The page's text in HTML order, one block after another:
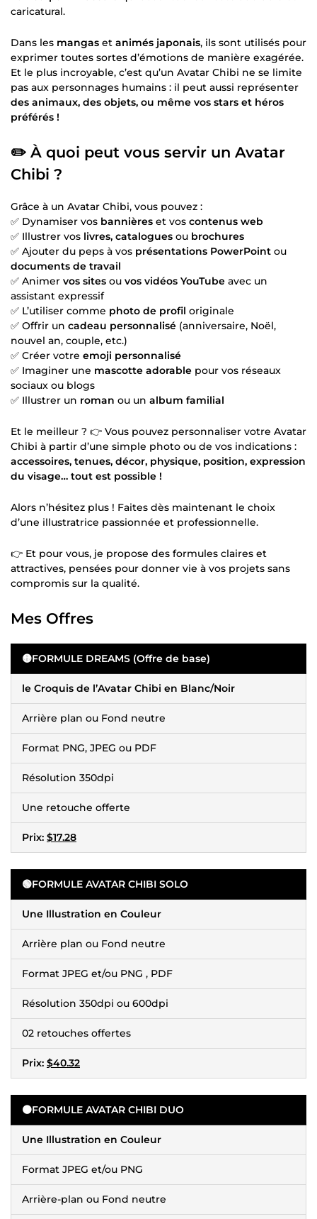
caricatural.
Dans les mangas et animés japonais, ils sont utilisés pour
exprimer toutes sortes d’émotions de manière exagérée.
Et le plus incroyable, c’est qu’un Avatar Chibi ne se limite
pas aux personnages humains : il peut aussi représenter
des animaux, des objets, ou même vos stars et héros
préférés !
✏️ À quoi peut vous servir un Avatar
Chibi ?
Grâce à un Avatar Chibi, vous pouvez :
✅ Dynamiser vos bannières et vos contenus web
✅ Illustrer vos livres, catalogues ou brochures
✅ Ajouter du peps à vos présentations PowerPoint ou
documents de travail
✅ Animer vos sites ou vos vidéos YouTube avec un
assistant expressif
✅ L’utiliser comme photo de profil originale
✅ Offrir un cadeau personnalisé (anniversaire, Noël,
nouvel an, couple, etc.)
✅ Créer votre emoji personnalisé
✅ Imaginer une mascotte adorable pour vos réseaux
sociaux ou blogs
✅ Illustrer un roman ou un album familial
Et le meilleur ? 👉 Vous pouvez personnaliser votre Avatar
Chibi à partir d’une simple photo ou de vos indications :
accessoires, tenues, décor, physique, position, expression
du visage… tout est possible !
Alors n’hésitez plus ! Faites dès maintenant le choix
d’une illustratrice passionnée et professionnelle.
👉 Et pour vous, je propose des formules claires et
attractives, pensées pour donner vie à vos projets sans
compromis sur la qualité.
Mes Offres
🟡FORMULE DREAMS (Offre de base)
le Croquis de l’Avatar Chibi en Blanc/Noir
Arrière plan ou Fond neutre
Format PNG, JPEG ou PDF
Résolution 350dpi
Une retouche offerte
Prix: $17.28
🟢FORMULE AVATAR CHIBI SOLO
Une Illustration en Couleur
Arrière plan ou Fond neutre
Format JPEG et/ou PNG , PDF
Résolution 350dpi ou 600dpi
02 retouches offertes
Prix: $40.32
🟠FORMULE AVATAR CHIBI DUO
Une Illustration en Couleur
Format JPEG et/ou PNG
Arrière-plan ou Fond neutre